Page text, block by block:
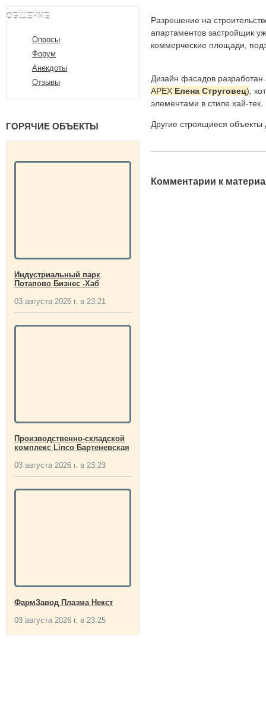
ОБЩЕНИЕ
Опросы
Форум
Анекдоты
Отзывы
ГОРЯЧИЕ ОБЪЕКТЫ
Индустриальный парк
Потапово Бизнес -Хаб
03 августа 2026 г. в 23:21
Производственно-складской
комплекс Linco Бартеневская
03 августа 2026 г. в 23:23
ФармЗавод Плазма Некст
03 августа 2026 г. в 23:25
Разрешение на
апартаментов застройщик
коммерческие площади,
Дизайн фасадов
APEX Елена Струговец) ,
элементами в стиле хай-тек.
Другие строящиеся
Комментарии к